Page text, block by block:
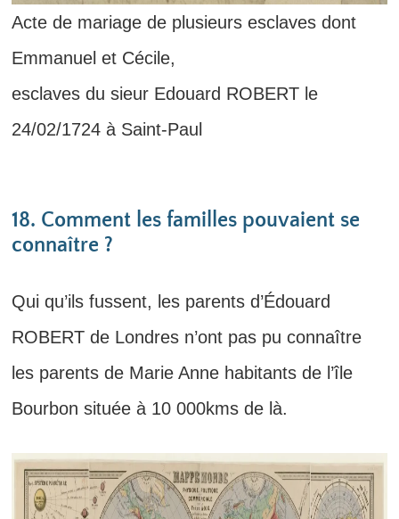
Acte de mariage de plusieurs esclaves dont
Emmanuel et Cécile,
esclaves du sieur Edouard ROBERT le
24/02/1724 à Saint-Paul
18. Comment les familles pouvaient se
connaître ?
Qui qu’ils fussent, les parents d’Édouard
ROBERT de Londres n’ont pas pu connaître
les parents de Marie Anne habitants de l’île
Bourbon située à 10 000kms de là.